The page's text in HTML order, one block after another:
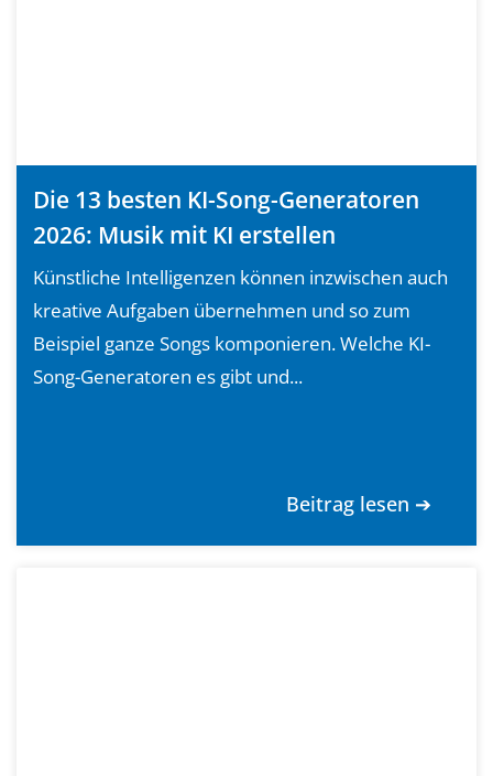
Die 13 besten KI-Song-Generatoren
2026: Musik mit KI erstellen
Künstliche Intelligenzen können inzwischen auch
kreative Aufgaben übernehmen und so zum
Beispiel ganze Songs komponieren. Welche KI-
Song-Generatoren es gibt und...
Beitrag lesen ➔